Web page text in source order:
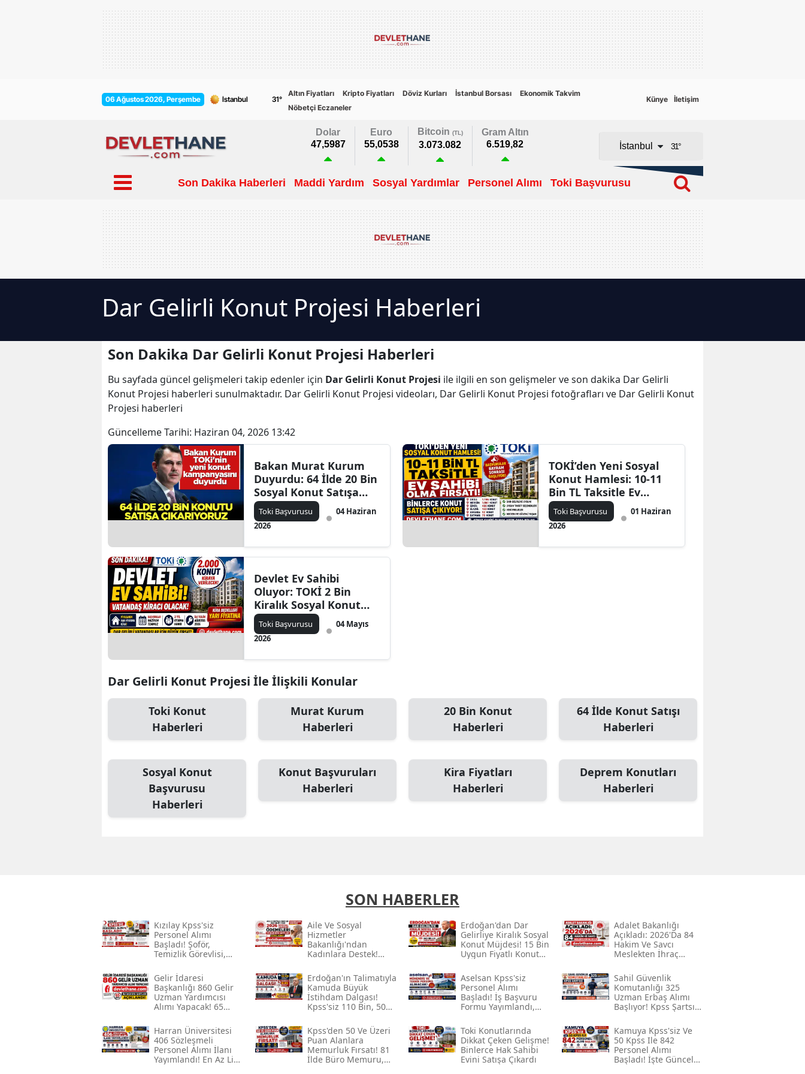
06 Ağustos 2026, Perşembe 31°
Altın Fiyatları Kripto Fiyatları Döviz Kurları İstanbul Borsası
Ekonomik Takvim
Nöbetçi Eczaneler
Künye İletişim
Dolar
47,5987
Euro
55,0538
Bitcoin (TL)
3.073.082
Gram Altın
6.519,82
İstanbul
Adana
Adıyaman
Artvin
Aydın
Balıkesir
Bilecik
Burdur
Çorum
Giresun
Gümüşhane
Hatay
Kastamonu
Kayseri
Kırşehir
Konya
Kütahya
31°
Son Dakika Haberleri Maddi Yardım Sosyal Yardımlar Personel Alımı Toki Başvurusu
Dar Gelirli Konut Projesi Haberleri
Son Dakika Dar Gelirli Konut Projesi Haberleri
Bu sayfada güncel gelişmeleri takip edenler için Dar Gelirli Konut Projesi ile ilgili en son gelişmeler ve son dakika Dar Gelirli
Konut Projesi haberleri sunulmaktadır. Dar Gelirli Konut Projesi videoları, Dar Gelirli Konut Projesi fotoğrafları ve Dar Gelirli Konut
Projesi haberleri
Güncelleme Tarihi: Haziran 04, 2026 13:42
Bakan Murat Kurum
Duyurdu: 64 İlde 20 Bin
Sosyal Konut Satışa
Çıkıyor! Başvurular 15
Haziran’da Başlıyor
Toki Başvurusu
04 Haziran
2026
TOKİ’den Yeni Sosyal
Konut Hamlesi: 10-11
Bin TL Taksitle Ev
Sahibi Olma Fırsatı!
İşte Konut Sayıları ve
Proje Yapılacak İller
Toki Başvurusu
01 Haziran
2026
Devlet Ev Sahibi
Oluyor: TOKİ 2 Bin
Kiralık Sosyal Konut
İçin Başvuru Tarihi
Açıklandı
Toki Başvurusu
04 Mayıs
2026
Dar Gelirli Konut Projesi İle İlişkili Konular
Toki Konut
Haberleri
Murat Kurum
Haberleri
20 Bin Konut
Haberleri
64 İlde Konut Satışı
Haberleri
Sosyal Konut
Başvurusu
Haberleri
Konut Başvuruları
Haberleri
Kira Fiyatları
Haberleri
Deprem Konutları
Haberleri
SON HABERLER
Kızılay Kpss'siz
Personel Alımı
Başladı! Şoför,
Temizlik Görevlisi,
İşçi Alınacak
Aile Ve Sosyal
Hizmetler
Bakanlığı'ndan
Kadınlara Destek!
Ödemeleri Ve
Başvuru Şartları
Açıklandı
Erdoğan'dan Dar
Gelirliye Kiralık Sosyal
Konut Müjdesi! 15 Bin
Uygun Fiyatlı Konut
Başlayacak
Adalet Bakanlığı
Açıkladı: 2026'da 84
Hakim Ve Savcı
Meslekten İhraç
Gelir İdaresi
Başkanlığı 860 Gelir
Uzman Yardımcısı
Alımı Yapacak! 65
Şartları Açıklandı
Erdoğan'ın Talimatıyla
Kamuda Büyük
İstihdam Dalgası!
Kpss'siz 110 Bin, 50
Personel Alımı
Bekleniyor
Aselsan Kpss'siz
Personel Alımı
Başladı! İş Başvuru
Formu Yayımlandı,
Personel Alınacak
Sahil Güvenlik
Komutanlığı 325
Uzman Erbaş Alımı
Başlıyor! Kpss Şartsız
Ağustos'ta Başlayacak
Harran Üniversitesi
406 Sözleşmeli
Personel Alımı İlanı
Yayımlandı! En Az Lise
Kpss'den 50 Ve Üzeri
Puan Alanlara
Memurluk Fırsatı! 81
İlde Büro Memuru,
Toki̇ Konutlarında
Dikkat Çeken Gelişme!
Binlerce Hak Sahibi
Evini Satışa Çıkardı
Kamuya Kpss'siz Ve
50 Kpss Ile 842
Personel Alımı
Başladı! İşte Güncel